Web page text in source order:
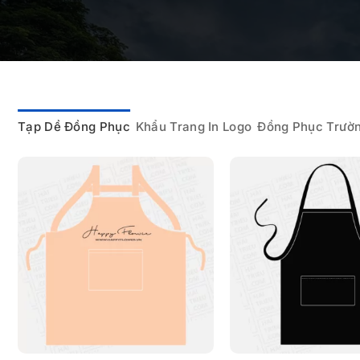
Tạp Dề Đồng Phục Khẩu Trang In Logo Đồng Phục